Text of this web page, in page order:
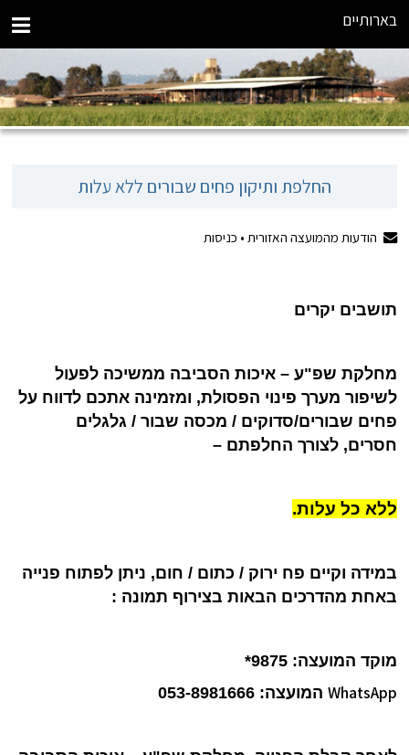
בארותיים
החלפת ותיקון פחים שבורים ללא עלות
הודעות מהמועצה האזורית • כניסות
תושבים יקרים
מחלקת שפ"ע – איכות הסביבה ממשיכה לפעול
לשיפור מערך פינוי הפסולת, ומזמינה אתכם לדווח על
פחים שבורים/סדוקים / מכסה שבור / גלגלים
חסרים, לצורך החלפתם –
ללא כל עלות.
במידה וקיים פח ירוק / כתום / חום, ניתן לפתוח פנייה
באחת מהדרכים הבאות בצירוף תמונה :
מוקד המועצה: 9875*
WhatsApp המועצה: 053-8981666